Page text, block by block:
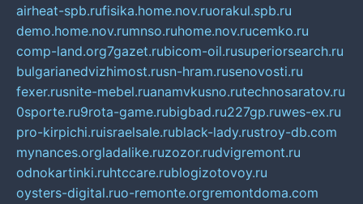
airheat-spb.rufisika.home.nov.ruorakul.spb.ru
demo.home.nov.rumnso.ruhome.nov.rucemko.ru
comp-land.org7gazet.rubicom-oil.rusuperiorsearch.ru
bulgarianedvizhimost.rusn-hram.rusenovosti.ru
fexer.rusnite-mebel.ruanamvkusno.rutechnosaratov.ru
0sporte.ru9rota-game.rubigbad.ru227gp.ruwes-ex.ru
pro-kirpichi.ruisraelsale.rublack-lady.rustroy-db.com
mynances.orgladalike.ruzozor.rudvigremont.ru
odnokartinki.ruhtccare.rublogizotovoy.ru
oysters-digital.ruo-remonte.orgremontdoma.com